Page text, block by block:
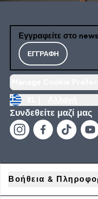
Εγγραφείτε στο
ΕΓΓΡΑΦΉ
Συνδεθείτε μαζί μας
Βοήθεια &